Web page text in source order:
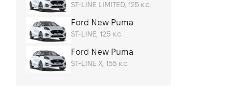
Економічні автомобілі
Автомобілі для таксі
ST-LINE LIMITED, 125 к.с.
Ford New Puma
ST-LINE, 125 к.с.
Ford New Puma
ST-LINE X, 155 к.с.